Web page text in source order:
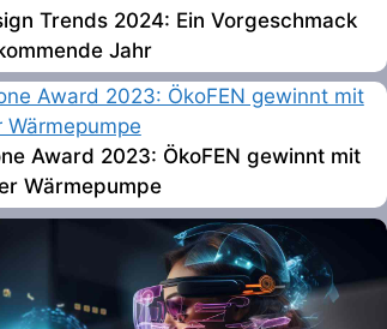
Trends 2024: Ein Vorgeschmack
Jahr
Award 2023: ÖkoFEN gewinnt mit
Wärmepumpe